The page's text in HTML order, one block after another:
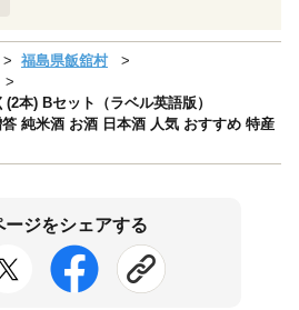
福島県飯舘村
本) Bセット（ラベル英語版）
純米酒 お酒 日本酒 人気 おすすめ 特産
ージをシェアする